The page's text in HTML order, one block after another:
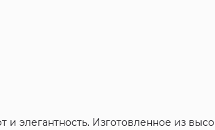
элегантность. Изготовленное из